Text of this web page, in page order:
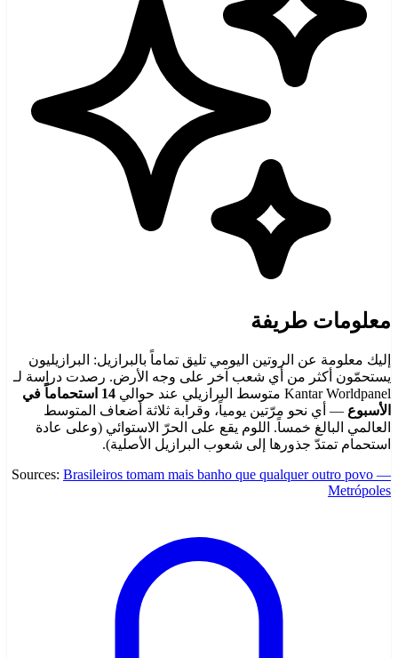
معلومات طريفة
إليك معلومة عن الروتين اليومي تليق تماماً بالبرازيل: البرازيليون
يستحمّون أكثر من أي شعب آخر على وجه الأرض. رصدت دراسة لـ
Kantar Worldpanel متوسط البرازيلي عند حوالي
14 استحماماً في
الأسبوع — أي نحو مرّتين يومياً، وقرابة ثلاثة أضعاف المتوسط
العالمي البالغ خمساً. اللوم يقع على الحرّ الاستوائي (وعلى عادة
استحمام تمتدّ جذورها إلى شعوب البرازيل الأصلية).
Sources: Brasileiros tomam mais banho que qualquer outro povo —
Metrópoles